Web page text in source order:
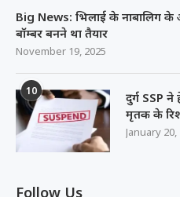
Big News: भिलाई के नाबालिग
बॉम्बर बनने था तैयार
November 19, 2025
10
दुर्ग SSP
मृतक के
January 20,
Follow Us